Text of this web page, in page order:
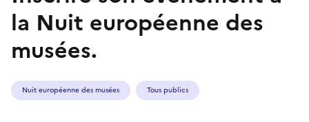
la Nuit européenne des
musées.
Nuit européenne des musées Tous publics